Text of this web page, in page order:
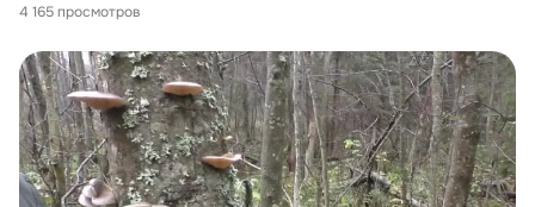
4 165 просмотров